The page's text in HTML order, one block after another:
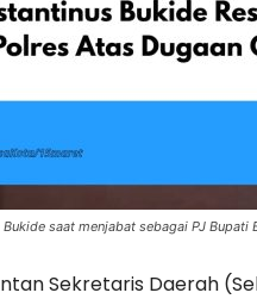
saat menjabat sebagai PJ
Sekretaris Daerah